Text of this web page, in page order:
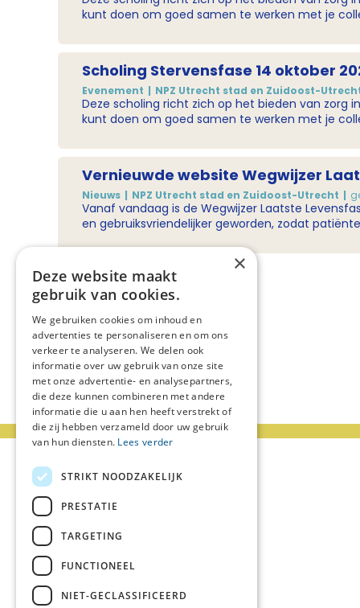
kunt doen om goed samen te werken met je collega's rond het sterfbed van een
bij het normale sterven horen? Hoe werk je met
betrokken zijn bij een sterfbed?
Scholing Stervensfase 14 oktober
Evenement NPZ Utrecht stad en Zuidoost-
Deze scholing richt zich op het bieden van zorg
kunt doen om goed samen te werken met je collega's rond het sterfbed van een
bij het normale sterven horen? Hoe werk je met
betrokken zijn bij een sterfbed?
Vernieuwde website Wegwijzer
Nieuws NPZ Utrecht stad en Zuidoost-Utrecht
Vanaf vandaag is de Wegwijzer Laatste
en gebruiksvriendelijker geworden, zodat
×
Deze website maakt
gebruik van cookies.
We gebruiken cookies om inhoud en
advertenties te personaliseren en om ons
verkeer te analyseren. We delen ook
informatie over uw gebruik van onze site
met onze advertentie- en analysepartners,
die deze kunnen combineren met andere
informatie die u aan hen heeft verstrekt of
die zij hebben verzameld door uw gebruik
van hun diensten. Lees verder
STRIKT NOODZAKELIJK
PRESTATIE
TARGETING
FUNCTIONEEL
NIET-GECLASSIFICEERD